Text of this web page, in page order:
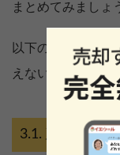
まとめてみましょ
以下の特徴を持つ
えない可能性が高
建物と土